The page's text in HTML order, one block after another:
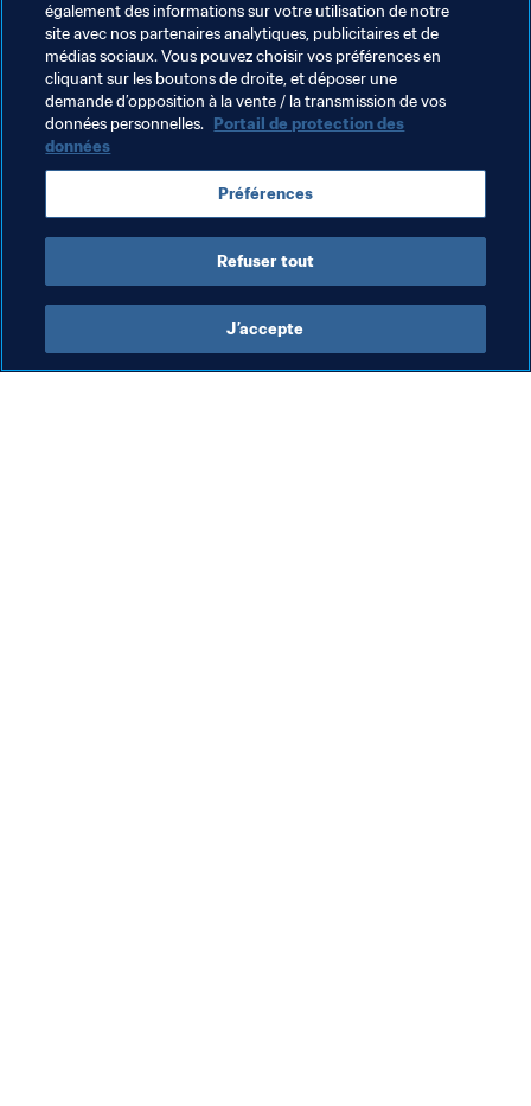
communauté du football.
Documents Connexes
Thèmes en lien
Organisation
également des informations sur votre utilisation de notre
site avec nos partenaires analytiques, publicitaires et de
médias sociaux. Vous pouvez choisir vos préférences en
cliquant sur les boutons de droite, et déposer une
demande d’opposition à la vente / la transmission de vos
données personnelles. Portail de protection des
données
Préférences
Refuser tout
J’accepte